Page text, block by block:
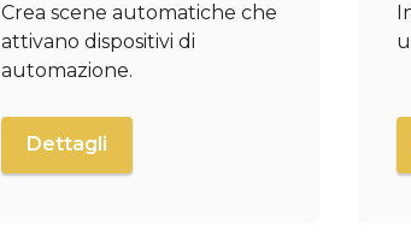
Crea scene automatiche che
attivano dispositivi di
automazione.
Dettagli